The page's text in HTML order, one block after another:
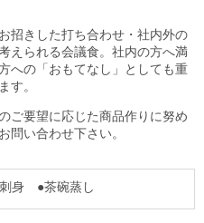
招きした打ち合わせ・社内外の
えられる会議食。社内の方へ満
への「おもてなし」としても重
す。
ご要望に応じた商品作りに努め
問い合わせ下さい。
身 ●茶碗蒸し